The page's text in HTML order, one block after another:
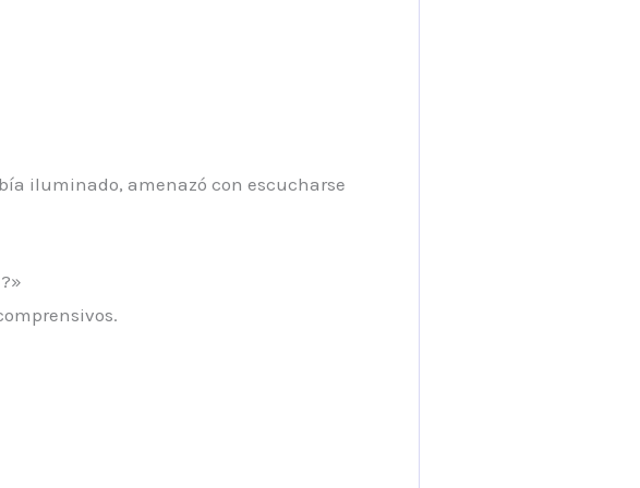
iluminado, amenazó con escucharse